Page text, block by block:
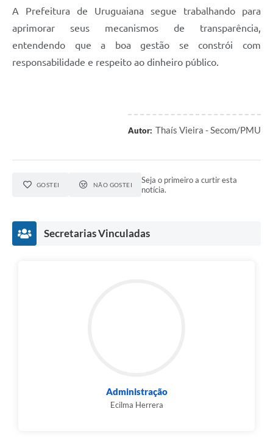
A Prefeitura de Uruguaiana segue trabalhando para
aprimorar seus mecanismos de transparência,
entendendo que a boa gestão se constrói com
responsabilidade e respeito ao dinheiro público.
Autor: Thaís Vieira - Secom/PMU
GOSTEI NÃO GOSTEI
Seja o primeiro a curtir esta
notícia.
Secretarias Vinculadas
Administração
Ecilma Herrera